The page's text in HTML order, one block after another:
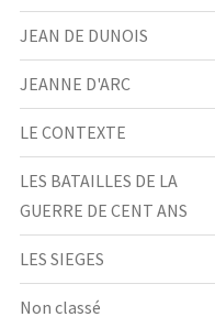
JEAN DE DUNOIS
JEANNE D'ARC
LE CONTEXTE
LES BATAILLES DE LA
GUERRE DE CENT ANS
LES SIEGES
Non classé